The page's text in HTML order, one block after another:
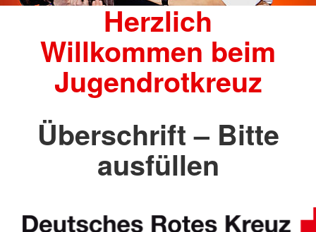
Herzlich
Willkommen beim
Jugendrotkreuz
Überschrift – Bitte
ausfüllen